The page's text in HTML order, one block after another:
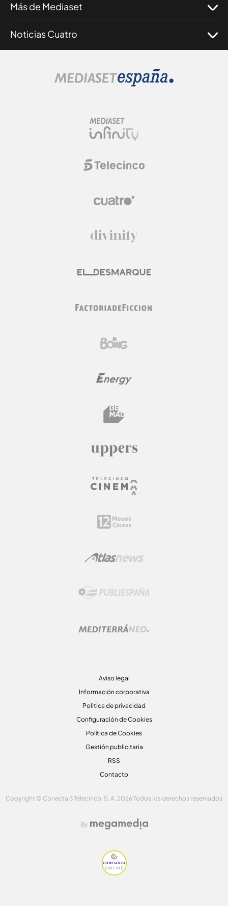
Más de Mediaset
Noticias Cuatro
Aviso legal
Información corporativa
Politica de privacidad
Configuración de Cookies
Política de Cookies
Gestión publicitaria
RSS
Contacto
Copyright © Conecta 5 Telecinco, S. A. 2026 Todos los derechos reservados
By